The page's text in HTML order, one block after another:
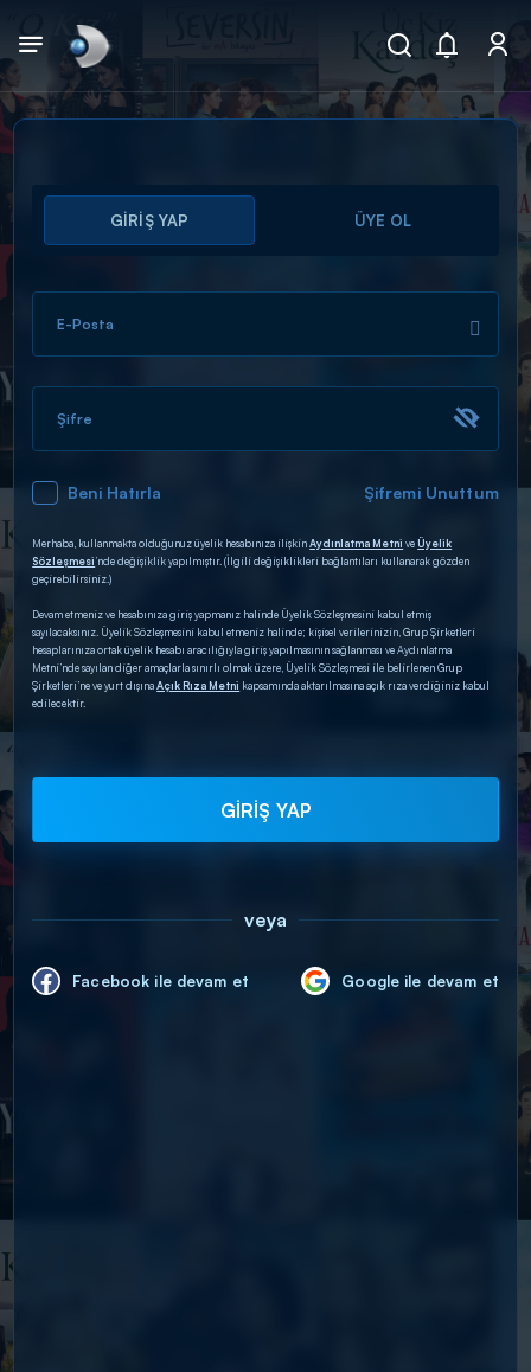
Arama
ARAMA SONUÇLARI
DİĞER SONUÇLAR
GİRİŞ YAP ÜYE OL
E-Posta
Şifre
Beni Hatırla Şifremi Unuttum
Merhaba, kullanmakta olduğunuz üyelik hesabınıza ilişkinAydınlatma Metni veÜyelik
Sözleşmesi’nde değişiklik yapılmıştır. (İlgili değişiklikleri bağlantıları kullanarak gözden
geçirebilirsiniz.)
Devam etmeniz ve hesabınıza giriş yapmanız halinde Üyelik Sözleşmesini kabul etmiş
sayılacaksınız. Üyelik Sözleşmesini kabul etmeniz halinde; kişisel verilerinizin, Grup Şirketleri
hesaplarınıza ortak üyelik hesabı aracılığıyla giriş yapılmasının sağlanması ve Aydınlatma
Metni’nde sayılan diğer amaçlarla sınırlı olmak üzere, Üyelik Sözleşmesi ile belirlenen Grup
Şirketleri’ne ve yurt dışınaAçık Rıza Metni kapsamında aktarılmasına açık rıza verdiğiniz kabul
edilecektir.
GİRİŞ YAP
veya
Facebook ile devam et Google ile devam et